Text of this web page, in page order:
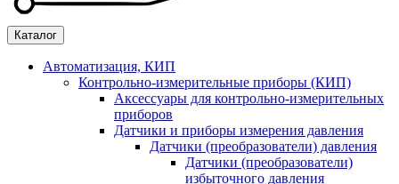
Каталог
Автоматизация, КИП
Контрольно-измерительные приборы (КИП)
Аксессуары для контрольно-измерительных
приборов
Датчики и приборы измерения давления
Датчики (преобразователи) давления
Датчики (преобразователи)
избыточного давления